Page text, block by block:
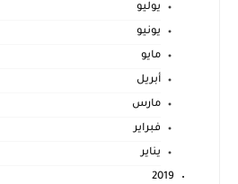
يوليو
يونيو
مايو
أبريل
مارس
فبراير
يناير
2019